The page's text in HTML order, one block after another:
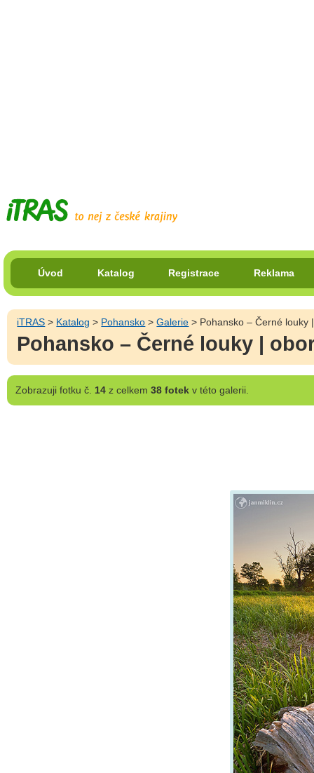
Úvod Katalog Registrace Reklama
iTRAS > Katalog > Pohansko >Galerie > Pohansko – Černé louky
Pohansko – Černé louky |
Zobrazujifotku č. 14z celkem 38 fotekv této galerii.